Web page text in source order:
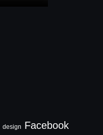
design Facebook